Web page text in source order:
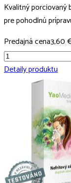
Kvalitný porciovaný
pre pohodlnú
Predajná cena3,60
Detaily produktu